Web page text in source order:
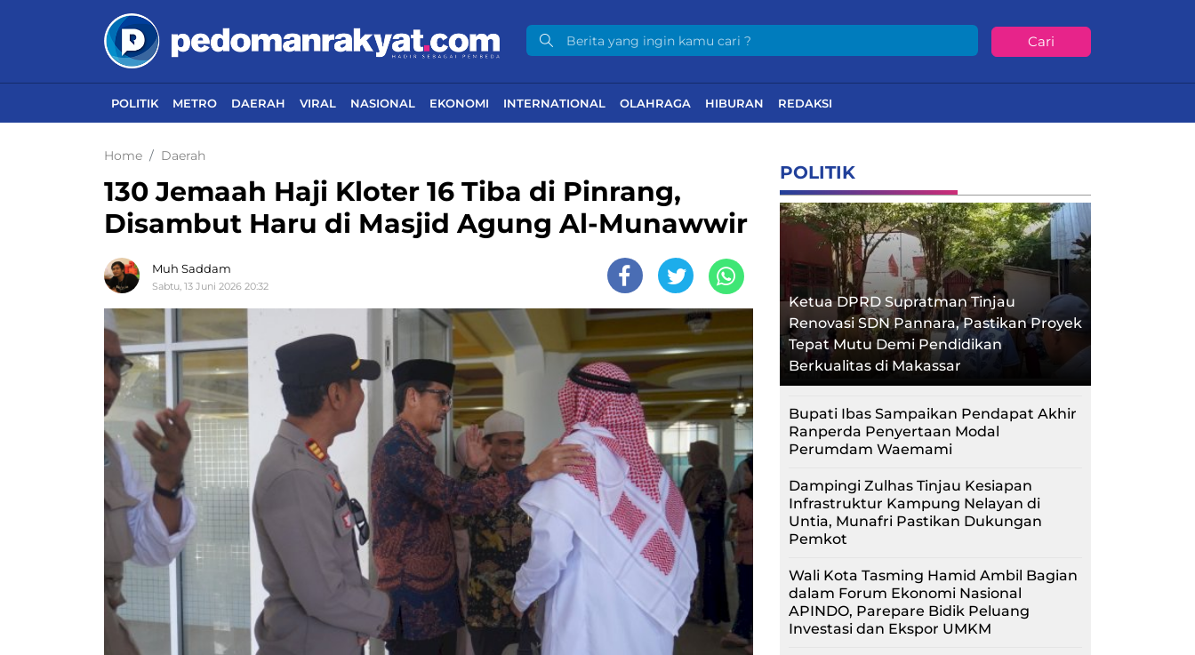
Cari
POLITIK METRO DAERAH VIRAL NASIONAL EKONOMI INTERNATIONAL OLAHRAGA HIBURAN REDAKSI
Home Daerah
130 Jemaah Haji Kloter 16 Tiba di Pinrang,
Disambut Haru di Masjid Agung Al-Munawwir
Muh Saddam
Sabtu, 13 Juni 2026 20:32
POLITIK
Ketua DPRD Supratman Tinjau
Renovasi SDN Pannara, Pastikan Proyek
Tepat Mutu Demi Pendidikan
Berkualitas di Makassar
Bupati Ibas Sampaikan Pendapat Akhir
Ranperda Penyertaan Modal
Perumdam Waemami
Dampingi Zulhas Tinjau Kesiapan
Infrastruktur Kampung Nelayan di
Untia, Munafri Pastikan Dukungan
Pemkot
Wali Kota Tasming Hamid Ambil Bagian
dalam Forum Ekonomi Nasional
APINDO, Parepare Bidik Peluang
Investasi dan Ekspor UMKM